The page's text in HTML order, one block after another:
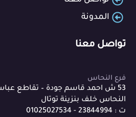
المدونة
تواصل معنا
فرع النحاس
53 ش احمد قاسم جودة – تقاطع
النحاس خلف بنزينة توتال
ت : 23844994 - 01025027534